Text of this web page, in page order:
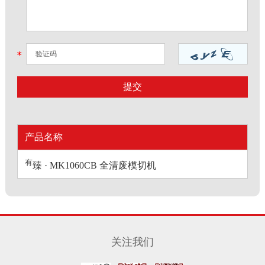
产品名称
有臻 · MK1060CB 全清废模切机
关注我们